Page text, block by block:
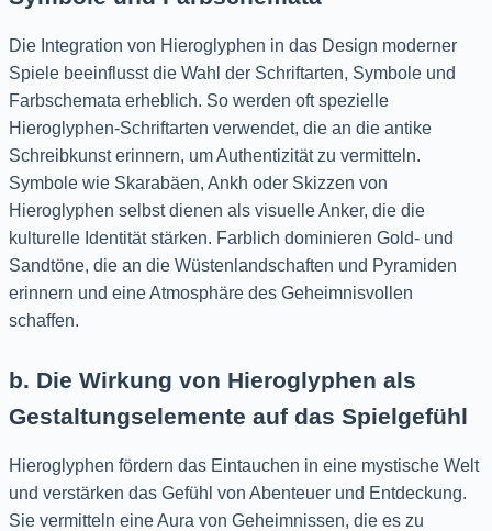
Die Integration von Hieroglyphen in das Design moderner
Spiele beeinflusst die Wahl der Schriftarten, Symbole und
Farbschemata erheblich. So werden oft spezielle
Hieroglyphen-Schriftarten verwendet, die an die antike
Schreibkunst erinnern, um Authentizität zu vermitteln.
Symbole wie Skarabäen, Ankh oder Skizzen von
Hieroglyphen selbst dienen als visuelle Anker, die die
kulturelle Identität stärken. Farblich dominieren Gold- und
Sandtöne, die an die Wüstenlandschaften und Pyramiden
erinnern und eine Atmosphäre des Geheimnisvollen
schaffen.
b. Die Wirkung von Hieroglyphen als
Gestaltungselemente auf das Spielgefühl
Hieroglyphen fördern das Eintauchen in eine mystische Welt
und verstärken das Gefühl von Abenteuer und Entdeckung.
Sie vermitteln eine Aura von Geheimnissen, die es zu